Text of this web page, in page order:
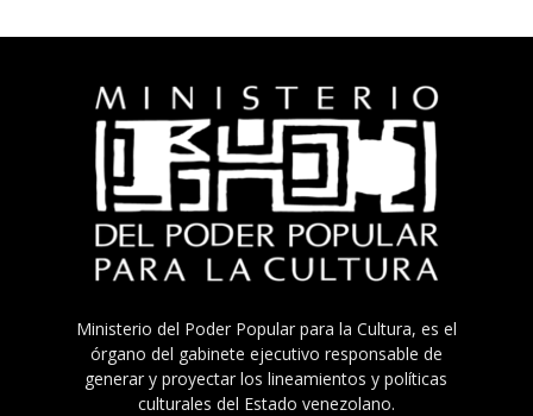
Ministerio del Poder Popular para la Cultura, es el
órgano del gabinete ejecutivo responsable de
generar y proyectar los lineamientos y políticas
culturales del Estado venezolano.